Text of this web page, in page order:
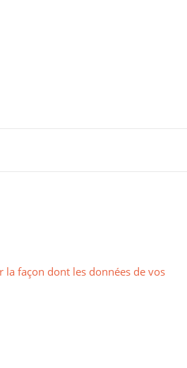
la façon dont les données de vos